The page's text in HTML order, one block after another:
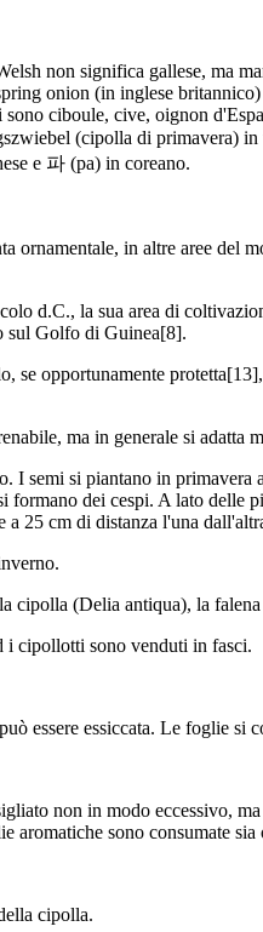
non significa gallese, ma
onion (in inglese
sono ciboule, cive, oignon
(cipolla di primavera)
e 파 (pa) in coreano.
ornamentale, in altre aree
d.C., la sua area di
sul Golfo di Guinea[8].
se opportunamente
ma in generale si adatta
I semi si piantano in
dei cespi. A lato delle
25 cm di distanza l'una
cipolla (Delia antiqua), la
i cipollotti sono venduti in fasci.
essere essiccata. Le foglie si
non in modo eccessivo,
sono consumate
cipolla.